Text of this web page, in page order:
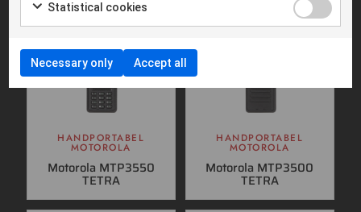
HANDPORTABEL
MOTOROLA
Motorola MTP3550
TETRA
HANDPORTABEL
MOTOROLA
Motorola MTP3500
TETRA
Statistical cookies
Necessary only Accept all